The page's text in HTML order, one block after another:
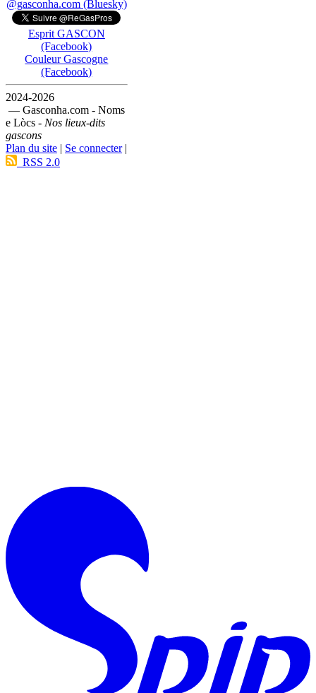
@gasconha.com (Bluesky)
Esprit GASCON
(Facebook)
Couleur Gascogne
(Facebook)
2024-2026
— Gasconha.com - Noms
e Lòcs - Nos lieux-dits
gascons
Plan du site | Se connecter|
RSS 2.0